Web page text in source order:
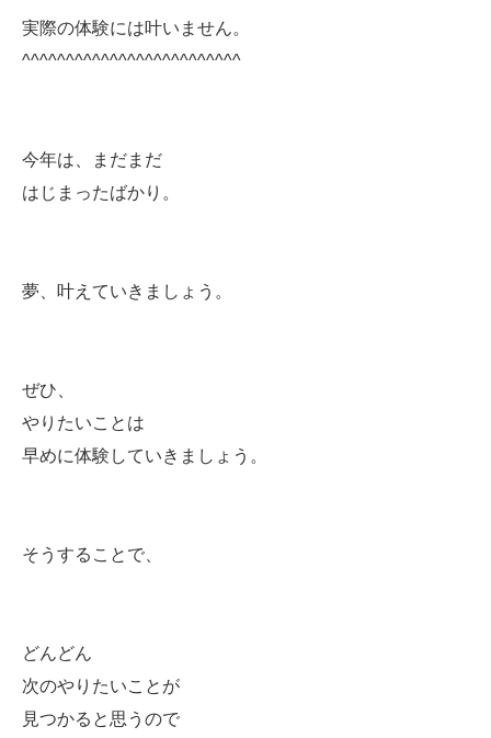
実際の体験には叶いません。
^^^^^^^^^^^^^^^^^^^^^^^^^
今年は、まだまだ
はじまったばかり。
夢、叶えていきましょう。
ぜひ、
やりたいことは
早めに体験していきましょう。
そうすることで、
どんどん
次のやりたいことが
見つかると思うので